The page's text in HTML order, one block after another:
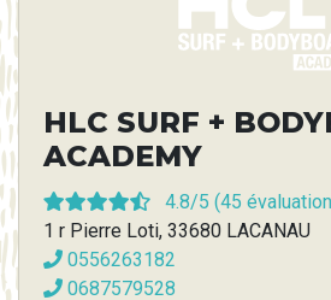
HLC SURF +
ACADEMY
4.8/5 (45
1 r Pierre Loti, 33680 LACANAU
0556263182
0687579528